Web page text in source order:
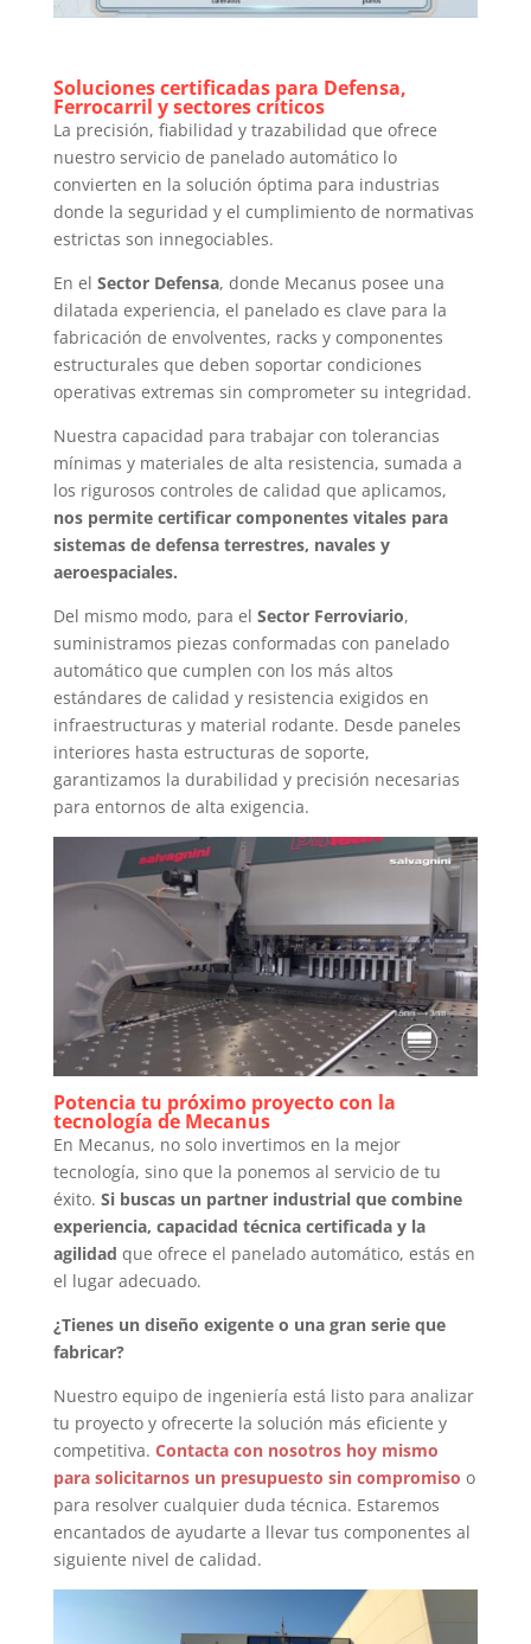
Soluciones certificadas para Defensa,
Ferrocarril y sectores críticos
La precisión, fiabilidad y trazabilidad que ofrece
nuestro servicio de panelado automático lo
convierten en la solución óptima para industrias
donde la seguridad y el cumplimiento de normativas
estrictas son innegociables.
En el Sector Defensa, donde Mecanus posee una
dilatada experiencia, el panelado es clave para la
fabricación de envolventes, racks y componentes
estructurales que deben soportar condiciones
operativas extremas sin comprometer su integridad.
Nuestra capacidad para trabajar con tolerancias
mínimas y materiales de alta resistencia, sumada a
los rigurosos controles de calidad que aplicamos,
nos permite certificar componentes vitales para
sistemas de defensa terrestres, navales y
aeroespaciales.
Del mismo modo, para el Sector Ferroviario,
suministramos piezas conformadas con panelado
automático que cumplen con los más altos
estándares de calidad y resistencia exigidos en
infraestructuras y material rodante. Desde paneles
interiores hasta estructuras de soporte,
garantizamos la durabilidad y precisión necesarias
para entornos de alta exigencia.
Potencia tu próximo proyecto con la
tecnología de Mecanus
En Mecanus, no solo invertimos en la mejor
tecnología, sino que la ponemos al servicio de tu
éxito. Si buscas un partner industrial que combine
experiencia, capacidad técnica certificada y la
agilidad que ofrece el panelado automático, estás en
el lugar adecuado.
¿Tienes un diseño exigente o una gran serie que
fabricar?
Nuestro equipo de ingeniería está listo para analizar
tu proyecto y ofrecerte la solución más eficiente y
competitiva. Contacta con nosotros hoy mismo
para solicitarnos un presupuesto sin compromiso o
para resolver cualquier duda técnica. Estaremos
encantados de ayudarte a llevar tus componentes al
siguiente nivel de calidad.